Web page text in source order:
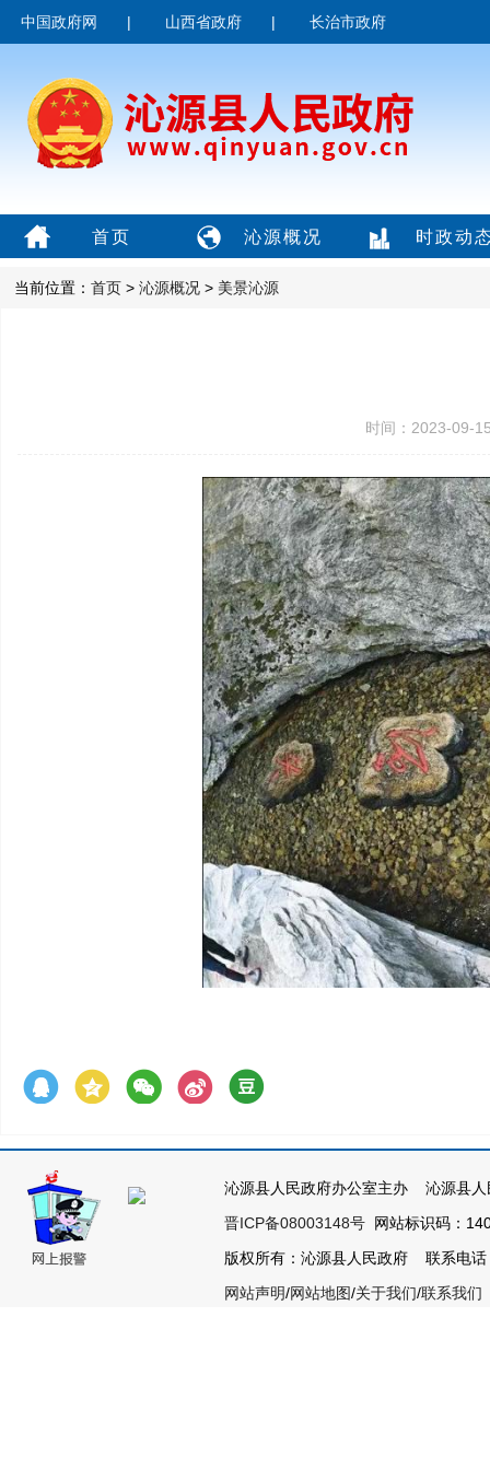
中国政府网 | 山西省政府 | 长治市政府
首页 沁源概况 时政动
当前位置： 首页 > 沁源概况 > 美景沁源
时间：2023-
沁源县人民政府办公室主办 沁源县
晋ICP备08003148号 网站标识码：
版权所有：沁源县人民政府 联系电
网站声明/网站地图/关于我们/联系我们